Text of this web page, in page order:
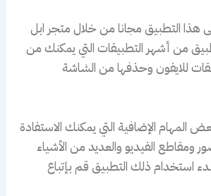
التطبيق مجانا من خلال متجر ابل
من أشهر التطبيقات التي يمكنك من
للايفون وحذفها من الشاشة
المهام الإضافية التي يمكنك الاستفادة
ومقاطع الفيديو والعديد من الأشياء
استخدام ذلك التطبيق قم بإتباع